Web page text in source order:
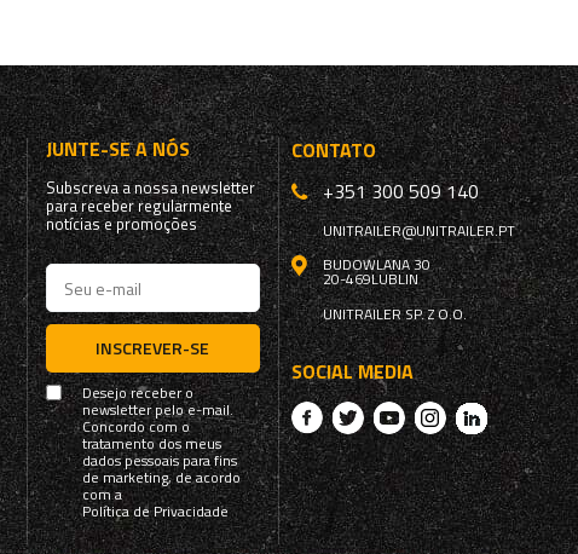
JUNTE-SE A NÓS
Subscreva a nossa newsletter
para receber regularmente
notícias e promoções
INSCREVER-SE
Desejo receber o
newsletter pelo e-mail.
Concordo com o
tratamento dos meus
dados pessoais para fins
de marketing, de acordo
com a
Política de Privacidade
CONTATO
+351 300 509 140
UNITRAILER@UNITRAILER.PT
BUDOWLANA 30
20-469LUBLIN
UNITRAILER SP. Z O.O.
SOCIAL MEDIA